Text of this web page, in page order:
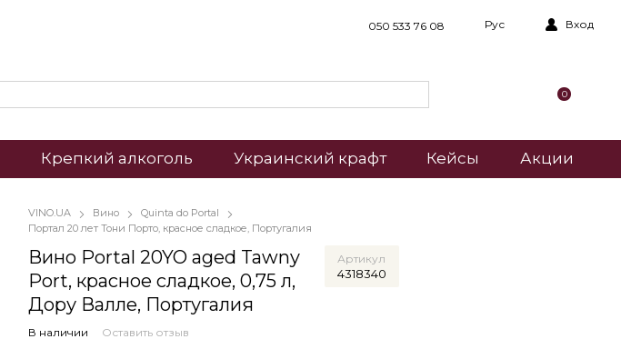
050 533 76 08 Рус Вход
0
Крепкий алкоголь Украинский крафт Кейсы Акции
VINO.UA Вино
Quinta do Portal
Портал 20 лет Тони Порто, красное сладкое, Португалия
Вино Portal 20YO aged Tawny
Port, красное сладкое, 0,75 л,
Дору Валле, Португалия
Артикул
4318340
В наличии Оставить отзыв